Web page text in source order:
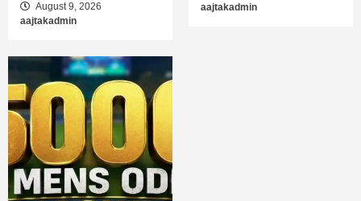
August 9, 2026
aajtakadmin
aajtakadmin